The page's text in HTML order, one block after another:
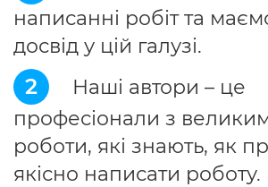
написанні робіт та
досвід у цій галузі.
2
Наші автори – це
професіонали з
роботи, які знають, як
якісно написати роботу.